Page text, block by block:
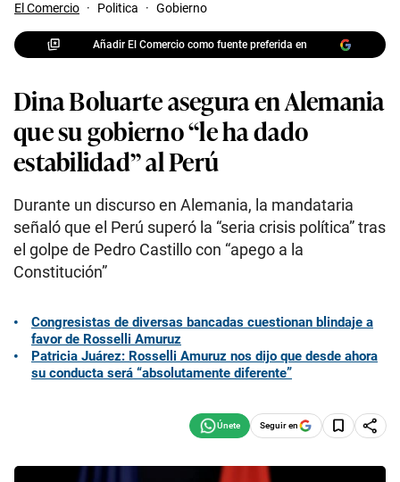
El Comercio · Politica · Gobierno
Añadir El Comercio como fuente preferida en
Dina Boluarte asegura en Alemania
que su gobierno “le ha dado
estabilidad” al Perú
Durante un discurso en Alemania, la mandataria
señaló que el Perú superó la “seria crisis política” tras
el golpe de Pedro Castillo con “apego a la
Constitución”
Congresistas de diversas bancadas cuestionan blindaje a
favor de Rosselli Amuruz
Patricia Juárez: Rosselli Amuruz nos dijo que desde ahora
su conducta será “absolutamente diferente”
Seguir en